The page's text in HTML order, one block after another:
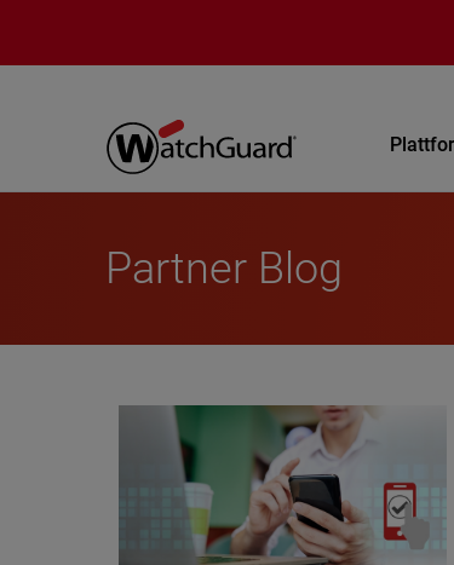
Partner Blog